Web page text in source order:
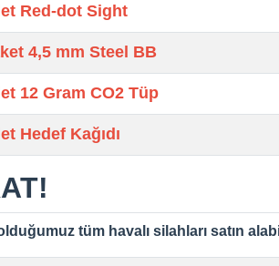
Red-dot Sight
4,5 mm Steel BB
12 Gram CO2 Tüp
Hedef Kağıdı
olduğumuz tüm havalı silahları satın